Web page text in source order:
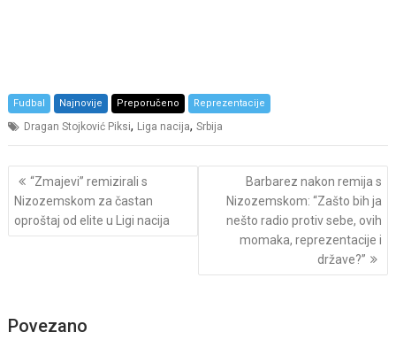
Fudbal Najnovije Preporučeno Reprezentacije
Dragan Stojković Piksi, Liga nacija,Srbija
Post
navigation
“Zmajevi” remizirali s
Nizozemskom za častan
oproštaj od elite u Ligi nacija
Barbarez nakon remija s
Nizozemskom: “Zašto bih ja
nešto radio protiv sebe, ovih
momaka, reprezentacije i
države?”
Povezano